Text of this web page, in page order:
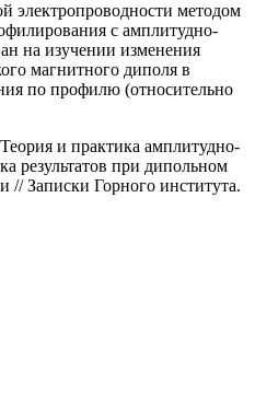
электропроводности методом
с амплитудно-
на изучении изменения
магнитного диполя в
по профилю (относительно
Теория и практика амплитудно-
результатов при дипольном
Записки Горного института.